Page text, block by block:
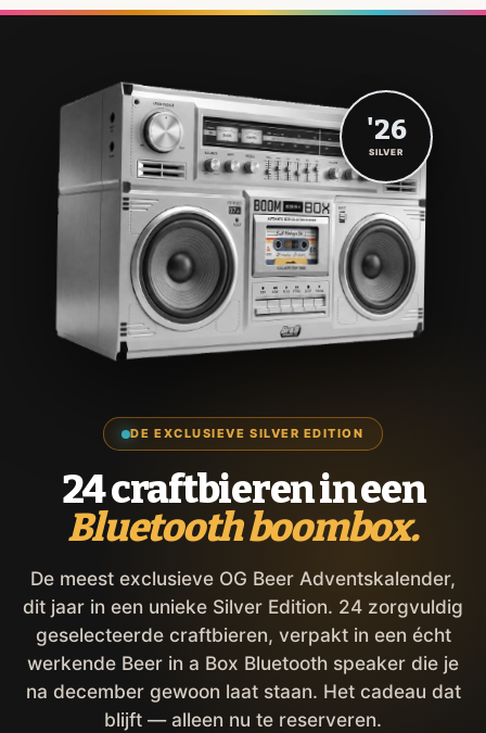
DE EXCLUSIEVE SILVER EDITION
24 craftbieren in een
Bluetooth boombox.
De meest exclusieve OG Beer Adventskalender,
dit jaar in een unieke Silver Edition. 24 zorgvuldig
geselecteerde craftbieren, verpakt in een écht
werkende Beer in a Box Bluetooth speaker die je
na december gewoon laat staan. Het cadeau dat
blijft — alleen nu te reserveren.
'26
SILVER